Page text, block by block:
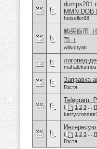
MMN DOB
hotseller68
购买假币
币（
wilsonyati
логопед-
mahaleksmos
Заправка
Гостя
Telegram:
( 1 2 3
( 1 2 3
Гостя